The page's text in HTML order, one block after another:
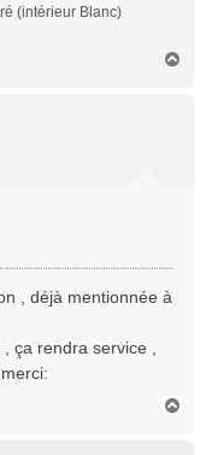
(intérieur Blanc)
, déjà mentionnée à
ça rendra service ,